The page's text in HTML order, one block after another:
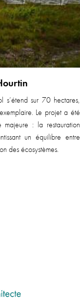
s’étend sur 70 hectares,
Le projet a été
majeure : la restauration
un équilibre entre
des écosystèmes.